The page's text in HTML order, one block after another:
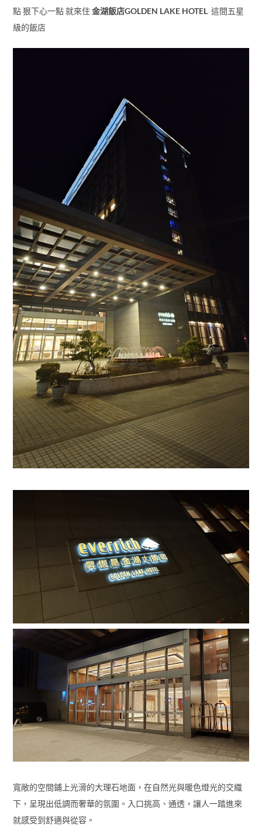
點 狠下心一點 就來住金湖飯店GOLDEN LAKE HOTEL 這間五星
級的飯店
寬敞的空間鋪上光滑的大理石地面，在自然光與暖色燈光的交織
下，呈現出低調而奢華的氛圍。入口挑高、通透，讓人一踏進來
就感受到舒適與從容。